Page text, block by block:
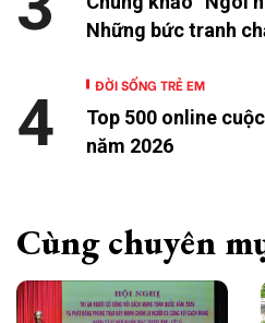
Những bức tranh
ĐỜI SỐNG TRẺ EM
Top 500 online
năm 2026
4
Cùng chuyên